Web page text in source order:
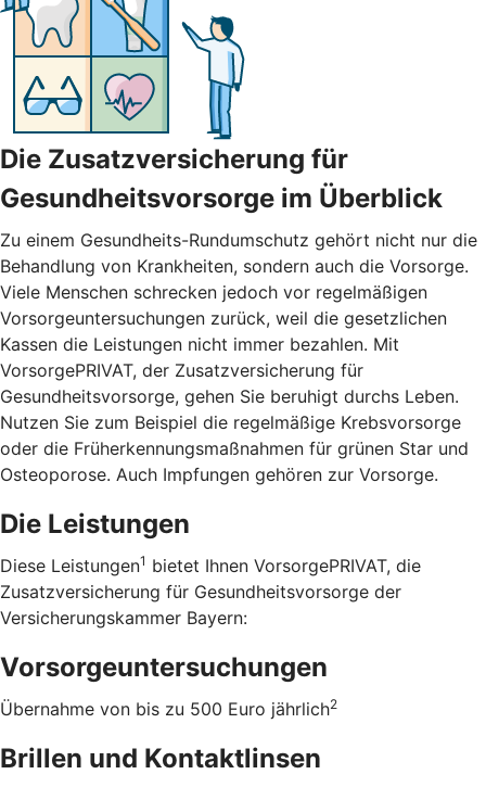
Die Zusatzversicherung für
Gesundheitsvorsorge im Überblick
Zu einem Gesundheits-Rundumschutz gehört nicht nur die
Behandlung von Krankheiten, sondern auch die Vorsorge.
Viele Menschen schrecken jedoch vor regelmäßigen
Vorsorgeuntersuchungen zurück, weil die gesetzlichen
Kassen die Leistungen nicht immer bezahlen. Mit
VorsorgePRIVAT, der Zusatzversicherung für
Gesundheitsvorsorge, gehen Sie beruhigt durchs Leben.
Nutzen Sie zum Beispiel die regelmäßige Krebsvorsorge
oder die Früherkennungsmaßnahmen für grünen Star und
Osteoporose. Auch Impfungen gehören zur Vorsorge.
Die Leistungen
Diese Leistungen1 bietet Ihnen VorsorgePRIVAT, die
Zusatzversicherung für Gesundheitsvorsorge der
Versicherungskammer Bayern:
Vorsorgeuntersuchungen
Übernahme von bis zu 500 Euro jährlich2
Brillen und Kontaktlinsen